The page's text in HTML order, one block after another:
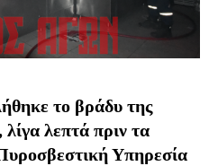
το βράδυ της
λεπτά πριν τα
Υπηρεσία